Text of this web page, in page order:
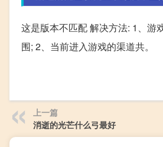
这是版本不匹配 解决方法: 1、游
围; 2、当前进入游戏的渠道共。
上一篇
消逝的光芒什么弓最好